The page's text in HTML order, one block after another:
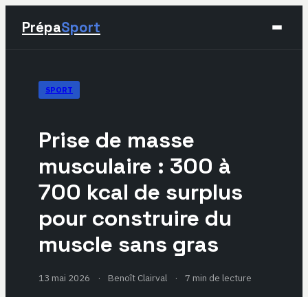
PrépaSport
Sport
Développement Personnel
Lifestyle
SPORT
Prise de masse
musculaire : 300 à
700 kcal de surplus
pour construire du
muscle sans gras
13 mai 2026 · Benoît Clairval · 7 min de lecture